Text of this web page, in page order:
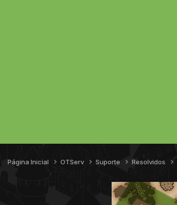
Página Inicial OTServ Suporte Resolvidos